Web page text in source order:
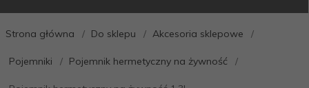
Strona główna Do sklepu Akcesoria sklepowe
Pojemniki Pojemnik hermetyczny na żywność